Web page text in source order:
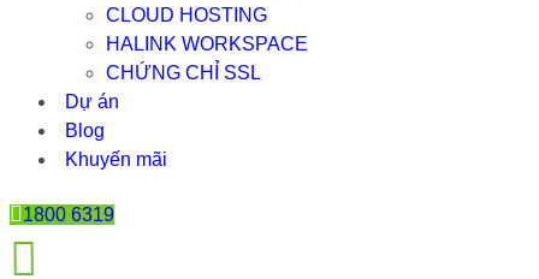
CLOUD HOSTING
HALINK WORKSPACE
CHỨNG CHỈ SSL
Dự án
Blog
Khuyến mãi
1800 6319